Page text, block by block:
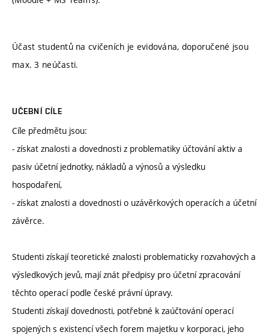
Účast studentů na cvičeních je evidována, doporučené jsou
max. 3 neúčasti.
UČEBNÍ CÍLE
Cíle předmětu jsou:
- získat znalosti a dovednosti z problematiky účtování aktiv a
pasiv účetní jednotky, nákladů a výnosů a výsledku
hospodaření,
- získat znalosti a dovednosti o uzávěrkových operacích a účetní
závěrce.
Studenti získají teoretické znalosti problematicky rozvahových a
výsledkových jevů, mají znát předpisy pro účetní zpracování
těchto operací podle české právní úpravy.
Studenti získají dovednosti, potřebné k zaúčtování operací
spojených s existencí všech forem majetku v korporaci, jeho